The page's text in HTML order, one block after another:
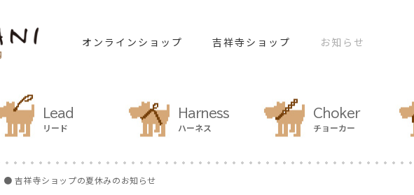
オンラインショップ 吉祥寺ショップ お知らせ
Lead
リード
Harness
ハーネス
Choker
チョーカー
● 吉祥寺ショップの夏休みのお知らせ